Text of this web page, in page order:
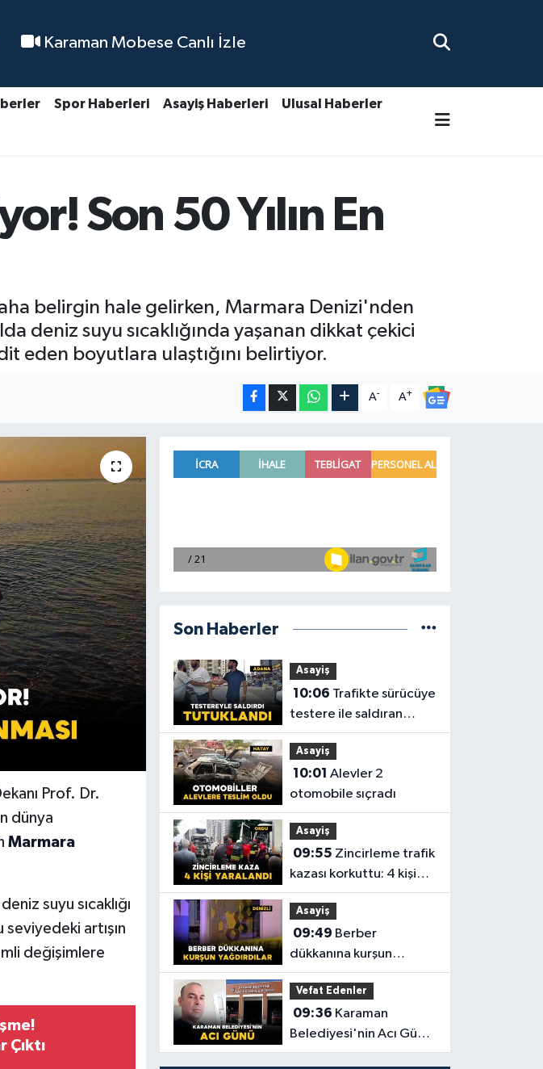
Karaman Mobese Canlı İzle
Spor Haberleri Asayiş Haberleri Ulusal Haberler
Son 50 Yılın En
belirgin hale gelirken, Marmara Denizi'nden
deniz suyu sıcaklığında yaşanan dikkat çekici
eden boyutlara ulaştığını belirtiyor.
A- A+
Prof. Dr.
dünya
Marmara
suyu sıcaklığı
artışın
değişimlere
Çıktı
Son Haberler
Asayiş
10:06
testere ile saldıran
şüpheli tutuklandı
Asayiş
10:01
otomobile sıçradı
Asayiş
09:55
kazası korkuttu: 4 kişi
yaralandı
Asayiş
09:49
dükkanına kurşun
yağdırdılar
Vefat Edenler
09:36
Belediyesi'nin Acı Günü:
49 yaşında vefat etti